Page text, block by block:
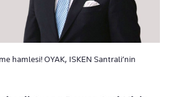
hamlesi! OYAK, ISKEN Santrali’nin